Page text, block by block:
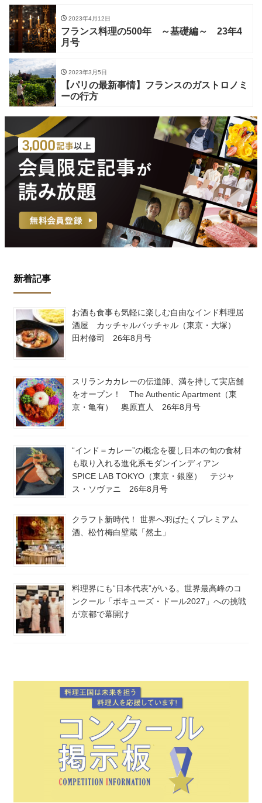
2023年4月12日
フランス料理の500年 ～基礎編～ 23年4
月号
2023年3月5日
【パリの最新事情】フランスのガストロノミ
ーの行方
新着記事
お酒も食事も気軽に楽しむ自由なインド料理居
酒屋 カッチャルバッチャル（東京・大塚）
田村修司 26年8月号
スリランカカレーの伝道師、満を持して実店舗
をオープン！ The Authentic Apartment（東
京・亀有） 奥原直人 26年8月号
“インド＝カレー”の概念を覆し日本の旬の食材
も取り入れる進化系モダンインディアン
SPICE LAB TOKYO（東京・銀座） テジャ
ス・ソヴァニ 26年8月号
クラフト新時代！ 世界へ羽ばたくプレミアム
酒、松竹梅白壁蔵「然土」
料理界にも“日本代表”がいる。世界最高峰のコ
ンクール「ボキューズ・ドール2027」への挑戦
が京都で幕開け